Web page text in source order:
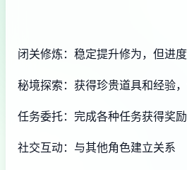
闭关修炼：稳定提升修为，但进
秘境探索：获得珍贵道具和经验
任务委托：完成各种任务获得奖励
社交互动：与其他角色建立关系